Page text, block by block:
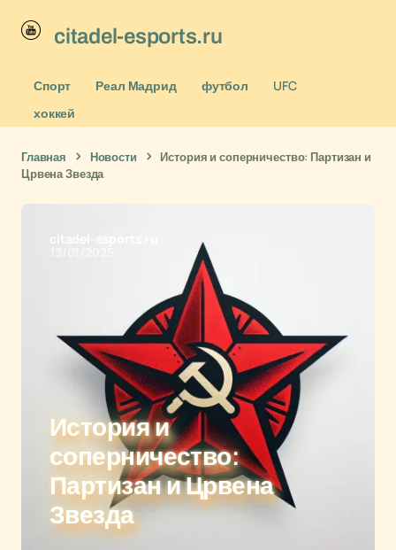
citadel-esports.ru
Спорт Реал Мадрид футбол
UFC
хоккей
Главная Новости
История и соперничество: Партизан и
Црвена Звезда
citadel-esports.ru
История и
соперничество:
Партизан и Црвена
Звезда